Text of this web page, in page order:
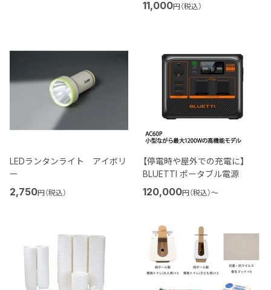
11,000円（税込）
LEDランタンライト アイボリ
ー
2,750円（税込）
【停電時や屋外での充電に】
BLUETTI ポータブル電源
120,000円（税込）〜